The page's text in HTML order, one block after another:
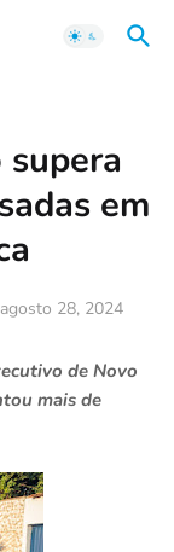
em
28, 2024
de Novo
mais de